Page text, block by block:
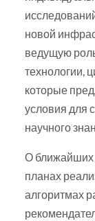
новой
ведущую
технологии,
которые
условия для
научного
О ближайших
планах
алгоритмах